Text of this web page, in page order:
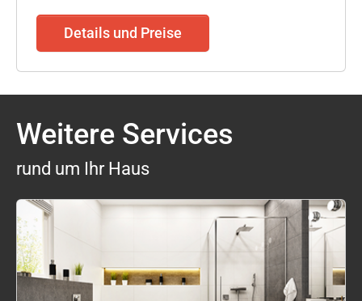
Details und Preise
Weitere Services
rund um Ihr Haus